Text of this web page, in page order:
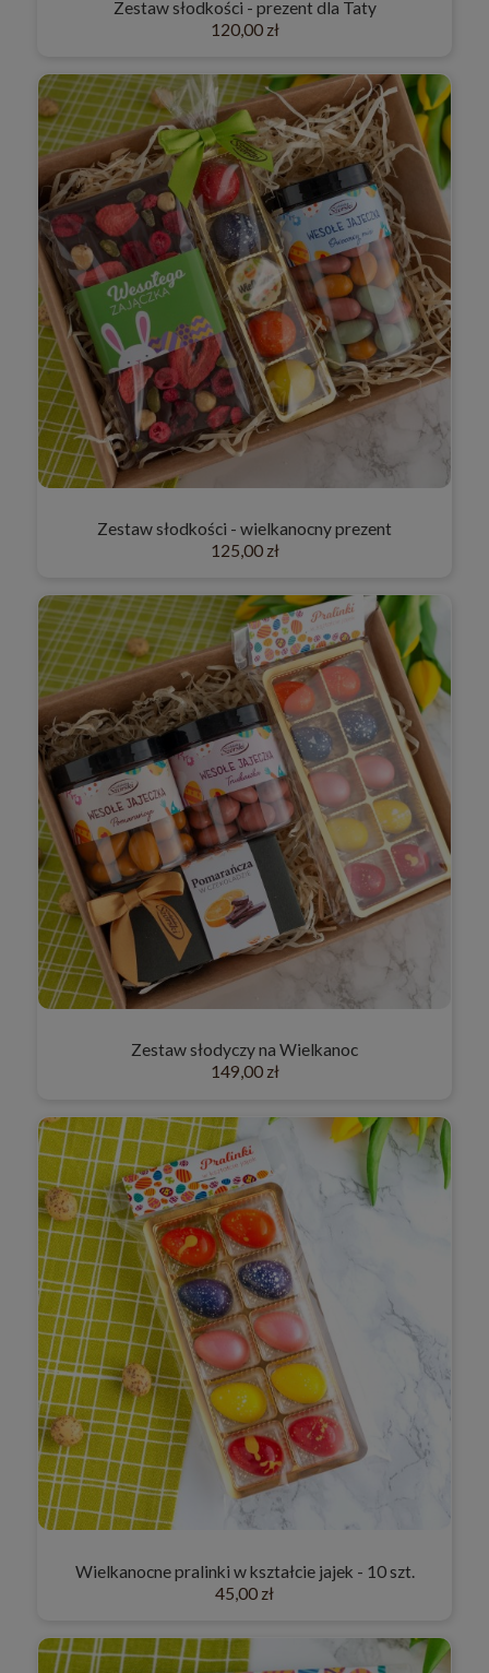
Zestaw słodkości - prezent dla Taty
120,00 zł
Zestaw słodkości - wielkanocny prezent
125,00 zł
Zestaw słodyczy na Wielkanoc
149,00 zł
Wielkanocne pralinki w kształcie jajek - 10 szt.
45,00 zł